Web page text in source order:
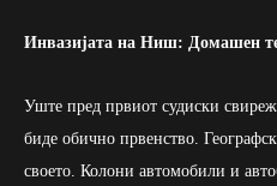
Инвазијата на Ниш: Домашен
Уште пред првиот судиски
биде обично првенство.
своето. Колони автомобили и